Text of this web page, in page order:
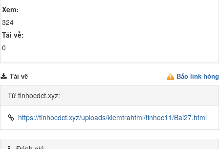
Xem:
324
Tải về:
0
Báo link hỏng
Tải về
Từ tinhocdct.xyz:
https://tinhocdct.xyz/uploads/kiemtrahtml/tinhoc11/Bai27.html